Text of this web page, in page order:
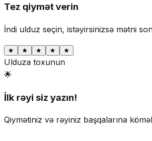
Tez qiymət verin
İndi ulduz seçin, istəyirsinizsə mətni
★ ★ ★ ★ ★
Ulduza toxunun
🌟
İlk rəyi siz yazın!
Qiymətiniz və rəyiniz başqalarına